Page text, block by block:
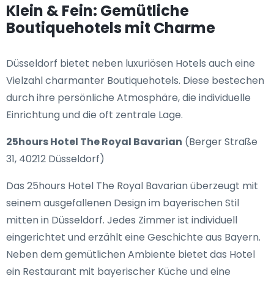
Klein & Fein: Gemütliche
Boutiquehotels mit Charme
Düsseldorf bietet neben luxuriösen Hotels auch eine
Vielzahl charmanter Boutiquehotels. Diese bestechen
durch ihre persönliche Atmosphäre, die individuelle
Einrichtung und die oft zentrale Lage.
25hours Hotel The Royal Bavarian (Berger Straße
31, 40212 Düsseldorf)
Das 25hours Hotel The Royal Bavarian überzeugt mit
seinem ausgefallenen Design im bayerischen Stil
mitten in Düsseldorf. Jedes Zimmer ist individuell
eingerichtet und erzählt eine Geschichte aus Bayern.
Neben dem gemütlichen Ambiente bietet das Hotel
ein Restaurant mit bayerischer Küche und eine